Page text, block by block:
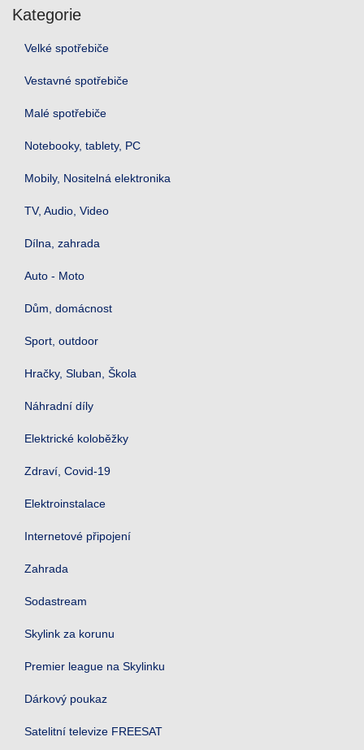
Kategorie
Velké spotřebiče
Vestavné spotřebiče
Malé spotřebiče
Notebooky, tablety, PC
Mobily, Nositelná elektronika
TV, Audio, Video
Dílna, zahrada
Auto - Moto
Dům, domácnost
Sport, outdoor
Hračky, Sluban, Škola
Náhradní díly
Elektrické koloběžky
Zdraví, Covid-19
Elektroinstalace
Internetové připojení
Zahrada
Sodastream
Skylink za korunu
Premier league na Skylinku
Dárkový poukaz
Satelitní televize FREESAT